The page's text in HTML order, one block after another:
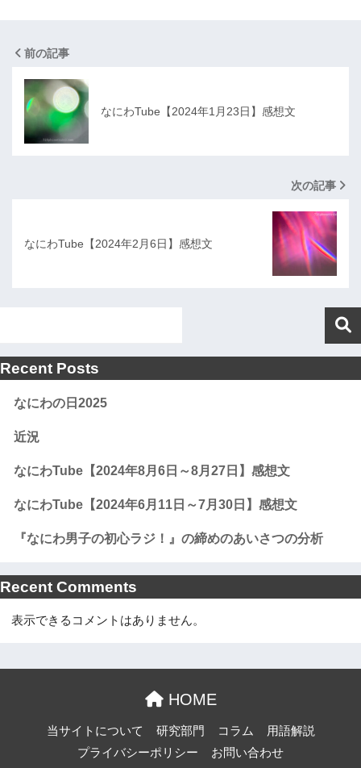
前の記事
なにわTube【2024年1月23日】感想文
次の記事
なにわTube【2024年2月6日】感想文
Recent Posts
なにわの日2025
近況
なにわTube【2024年8月6日～8月27日】感想文
なにわTube【2024年6月11日～7月30日】感想文
『なにわ男子の初心ラジ！』の締めのあいさつの分析
Recent Comments
表示できるコメントはありません。
HOME
当サイトについて 研究部門 コラム
用語解説
プライバシーポリシー
お問い合わせ